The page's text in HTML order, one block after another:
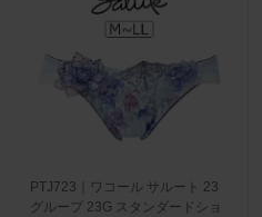
PTJ723｜ワコール サルート 23
グループ 23G スタンダードショ